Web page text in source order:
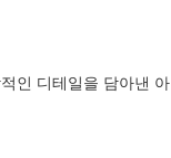
인 디테일을 담아낸